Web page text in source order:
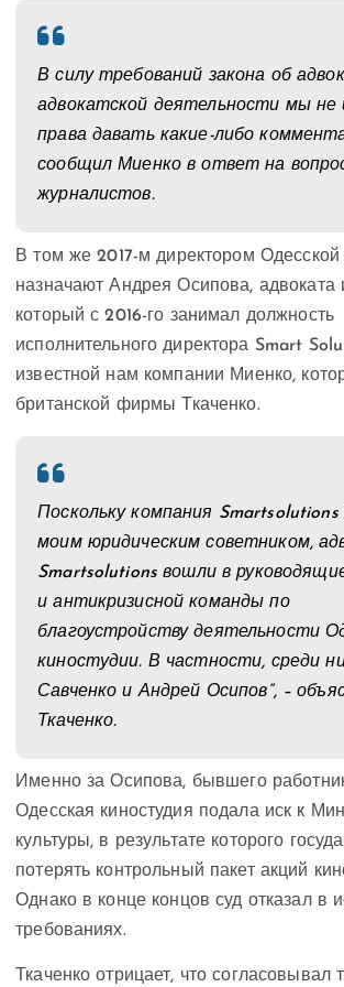
В силу требований закона об
адвокатской деятельности мы не
права давать какие-либо
сообщил Миенко в ответ на
журналистов.
В том же 2017-м директором Одесской
назначают Андрея Осипова, адвоката
который с 2016-го занимал должность
исполнительного директора Smart
известной нам компании Миенко,
британской фирмы Ткаченко.
Поскольку компания
моим юридическим советником,
Smartsolutions вошли в
и антикризисной команды по
благоустройству деятельности
киностудии. В частности, среди
Савченко и Андрей Осипов”, –
Ткаченко.
Именно за Осипова, бывшего
Одесская киностудия подала иск к
культуры, в результате которого
потерять контрольный пакет акций
Однако в конце концов суд отказал в
требованиях.
Ткаченко отрицает, что согласовывал